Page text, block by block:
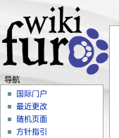
导航
国际门户
最近更改
随机页面
方针指引